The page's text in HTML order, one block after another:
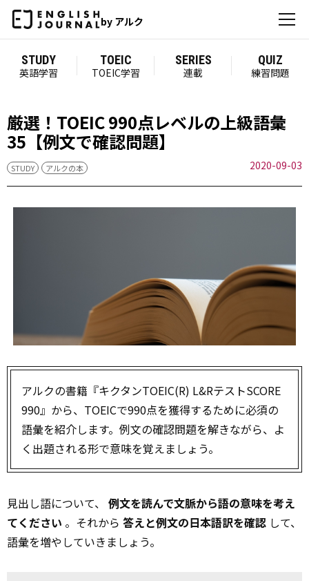
by アルク
STUDY
英語学習
TOEIC
TOEIC学習
SERIES
連載
QUIZ
練習問題
厳選！TOEIC 990点レベルの上級語彙
35【例文で確認問題】
STUDY アルクの本 2020-09-03
アルクの書籍『キクタンTOEIC(R) L&RテストSCORE
990』から、TOEICで990点を獲得するために必須の
語彙を紹介します。例文の確認問題を解きながら、よ
く出題される形で意味を覚えましょう。
見出し語について、 例文を読んで文脈から語の意味を考え
てください 。それから 答えと例文の日本語訳を確認 して、
語彙を増やしていきましょう。